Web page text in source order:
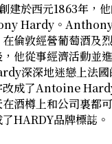
建於西元1863年，
Hardy。
倫敦經營葡萄酒及
他從事經濟活動並
深深地迷戀上法國
改成了Antoine
酒樽上和公司裏都
HARDY品牌標誌。